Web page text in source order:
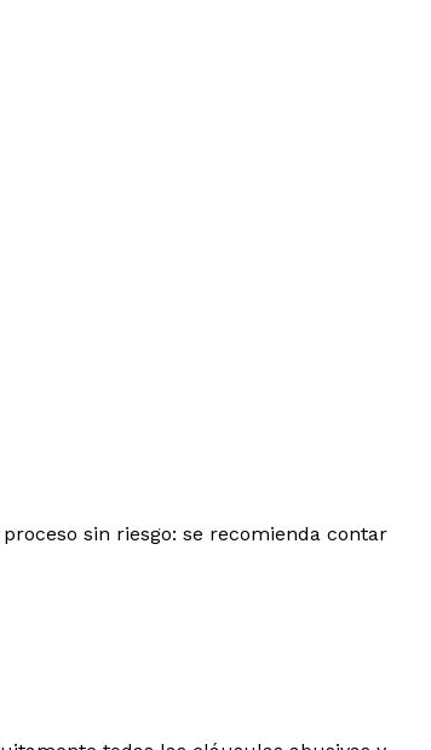
sin riesgo: se recomienda contar